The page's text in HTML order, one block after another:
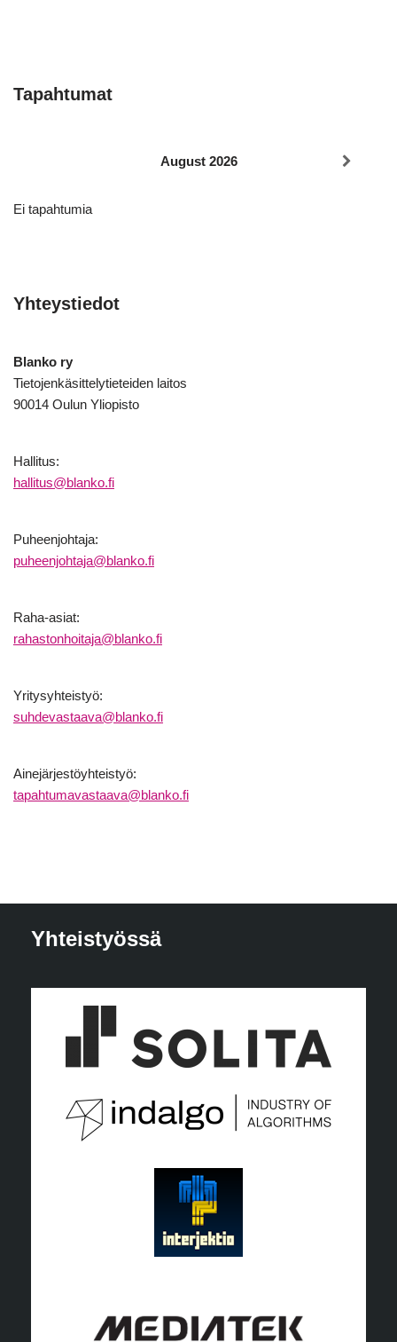
Tapahtumat
August 2026
Ei tapahtumia
Yhteystiedot
Blanko ry
Tietojenkäsittelytieteiden laitos
90014 Oulun Yliopisto
Hallitus:
hallitus@blanko.fi
Puheenjohtaja:
puheenjohtaja@blanko.fi
Raha-asiat:
rahastonhoitaja@blanko.fi
Yritysyhteistyö:
suhdevastaava@blanko.fi
Ainejärjestöyhteistyö:
tapahtumavastaava@blanko.fi
Yhteistyössä